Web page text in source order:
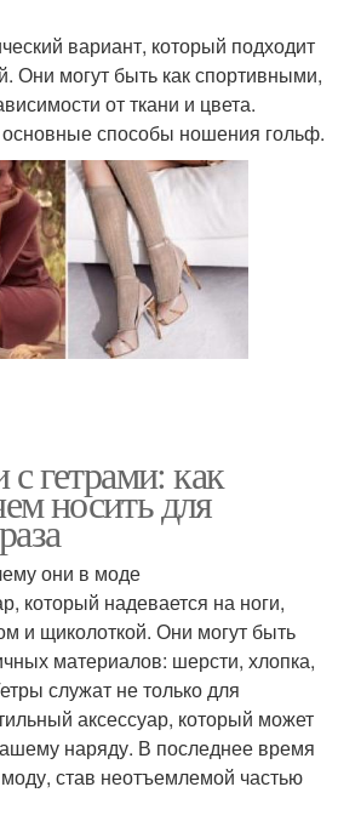
вариант, который подходит
Они могут быть как спортивными,
от ткани и цвета.
способы ношения гольф.
гетрами: как
носить для
они в моде
который надевается на ноги,
и щиколоткой. Они могут быть
материалов: шерсти, хлопка,
служат не только для
аксессуар, который может
наряду. В последнее время
став неотъемлемой частью